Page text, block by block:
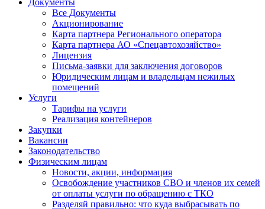
Все Документы
Акционирование
Карта партнера Регионального оператора
Карта партнера АО «Спецавтохозяйство»
Лицензия
Письма-заявки для заключения договоров
Юридическим лицам и владельцам нежилых
помещений
Услуги
Тарифы на услуги
Реализация контейнеров
Закупки
Вакансии
Законодательство
Физическим лицам
Новости, акции, информация
Освобождение участников СВО и членов их семей
от оплаты услуги по обращению с ТКО
Разделяй правильно: что куда выбрасывать по